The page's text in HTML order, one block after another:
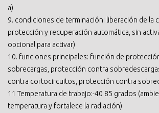
a)
9. condiciones de terminación: liberación de la
protección y recuperación automática, sin
opcional para activar)
10. funciones principales: función de
sobrecargas, protección contra
contra cortocircuitos, protección contra
11 Temperatura de trabajo:-40 85 grados
temperatura y fortalece la radiación)